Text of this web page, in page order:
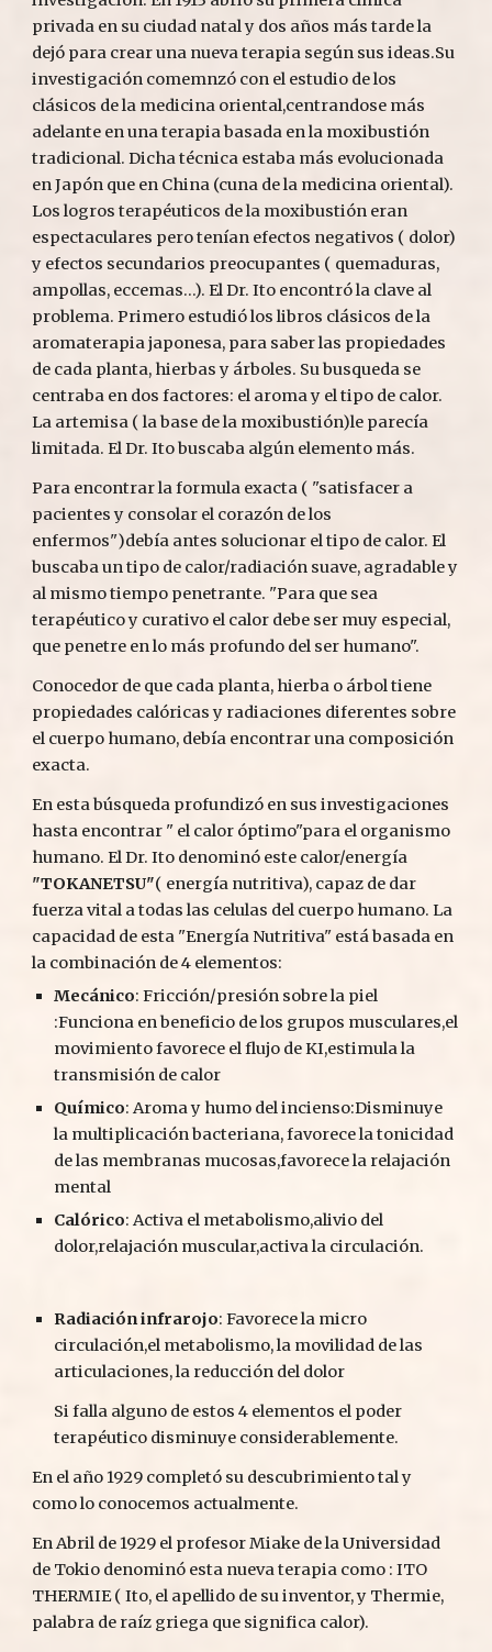
privada en su ciudad natal y dos años más tarde la
dejó para crear una nueva terapia según sus ideas.Su
investigación comemnzó con el estudio de los
clásicos de la medicina oriental,centrandose más
adelante en una terapia basada en la moxibustión
tradicional. Dicha técnica estaba más evolucionada
en Japón que en China (cuna de la medicina oriental).
Los logros terapéuticos de la moxibustión eran
espectaculares pero tenían efectos negativos ( dolor)
y efectos secundarios preocupantes ( quemaduras,
ampollas, eccemas...). El Dr. Ito encontró la clave al
problema. Primero estudió los libros clásicos de la
aromaterapia japonesa, para saber las propiedades
de cada planta, hierbas y árboles. Su busqueda se
centraba en dos factores: el aroma y el tipo de calor.
La artemisa ( la base de la moxibustión)le parecía
limitada. El Dr. Ito buscaba algún elemento más.
Para encontrar la formula exacta ( "satisfacer a
pacientes y consolar el corazón de los
enfermos")debía antes solucionar el tipo de calor. El
buscaba un tipo de calor/radiación suave, agradable y
al mismo tiempo penetrante. "Para que sea
terapéutico y curativo el calor debe ser muy especial,
que penetre en lo más profundo del ser humano".
Conocedor de que cada planta, hierba o árbol tiene
propiedades calóricas y radiaciones diferentes sobre
el cuerpo humano, debía encontrar una composición
exacta.
En esta búsqueda profundizó en sus investigaciones
hasta encontrar " el calor óptimo"para el organismo
"TOKANETSU"( energía nutritiva), capaz de dar
fuerza vital a todas las celulas del cuerpo humano. La
capacidad de esta "Energía Nutritiva" está basada en
la combinación de 4 elementos:
Mecánico: Fricción/presión sobre la piel
:Funciona en beneficio de los grupos musculares,el
movimiento favorece el flujo de KI,estimula la
transmisión de calor
Químico: Aroma y humo del incienso:Disminuye
la multiplicación bacteriana, favorece la tonicidad
de las membranas mucosas,favorece la relajación
mental
Calórico: Activa el metabolismo,alivio del
dolor,relajación muscular,activa la circulación.
Radiación infrarojo: Favorece la micro
circulación,el metabolismo, la movilidad de las
articulaciones, la reducción del dolor
Si falla alguno de estos 4 elementos el poder
terapéutico disminuye considerablemente.
En el año 1929 completó su descubrimiento tal y
como lo conocemos actualmente.
En Abril de 1929 el profesor Miake de la Universidad
de Tokio denominó esta nueva terapia como : ITO
THERMIE ( Ito, el apellido de su inventor, y Thermie,
palabra de raíz griega que significa calor).